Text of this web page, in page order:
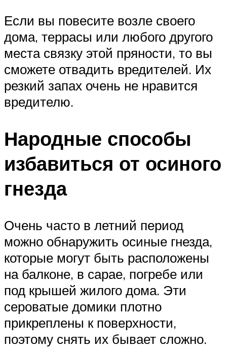
Если вы повесите возле своего
дома, террасы или любого другого
места связку этой пряности, то вы
сможете отвадить вредителей. Их
резкий запах очень не нравится
вредителю.
Народные способы
избавиться от осиного
гнезда
Очень часто в летний период
можно обнаружить осиные гнезда,
которые могут быть расположены
на балконе, в сарае, погребе или
под крышей жилого дома. Эти
сероватые домики плотно
прикреплены к поверхности,
поэтому снять их бывает сложно.